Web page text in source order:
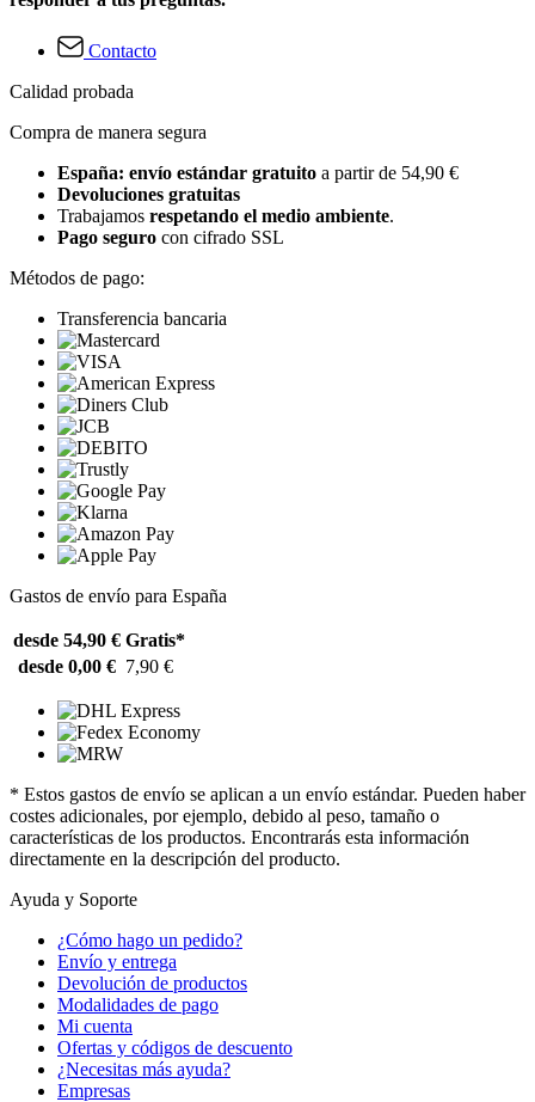
Contacto
Calidad probada
Compra de manera segura
España: envío estándar gratuito a partir de 54,90 €
Devoluciones gratuitas
Trabajamos respetando el medio ambiente.
Pago seguro con cifrado SSL
Métodos de pago:
Transferencia bancaria
Gastos de envío para España
desde 54,90 € Gratis*
desde 0,00 € 7,90 €
* Estos gastos de envío se aplican a un envío estándar. Pueden haber
costes adicionales, por ejemplo, debido al peso, tamaño o
características de los productos. Encontrarás esta información
directamente en la descripción del producto.
Ayuda y Soporte
¿Cómo hago un pedido?
Envío y entrega
Devolución de productos
Modalidades de pago
Mi cuenta
Ofertas y códigos de descuento
¿Necesitas más ayuda?
Empresas